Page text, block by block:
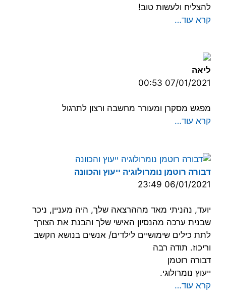
להצליח ולעשות טוב!
קרא עוד…
ליאה
07/01/2021 00:53
מפגש מסקרן ומעורר מחשבה ורצון לתרגול
קרא עוד…
דבורה רוטמן נומרולוגיה ייעוץ והכוונה
06/01/2021 23:49
יועד, נהניתי מאד מההרצאה שלך, היה מעניין, ניכר
שבנית ערכה מהנסיון האישי שלך והבנת את הצורך
לתת כילים שימושיים לילדים/ אנשים בנושא הקשב
וריכוז. תודה רבה
דבורה רוטמן
ייעוץ נומרולוגי.
קרא עוד…